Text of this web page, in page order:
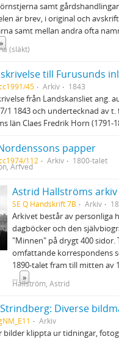
samt
är brev, i original och
samt mellan andra ofta
»
(släkt)
45 Arkiv 1843
från Landskansliet ang.
1 1843 och undertecknad av
län Claes Fredrik Horn (1791-
papper
112 Arkiv 1800-talet
Arfved
Astrid Hallströms arkiv
SE Q Handskrift 7B Arkiv
Arkivet består av personliga
dagböcker och den
"Minnen" på drygt 400 sidor.
omfattande korrespondens
1890-talet fram till mitten av
... »
Hallström, Astrid
Diverse
Arkiv
bilder klippta ur tidningar,